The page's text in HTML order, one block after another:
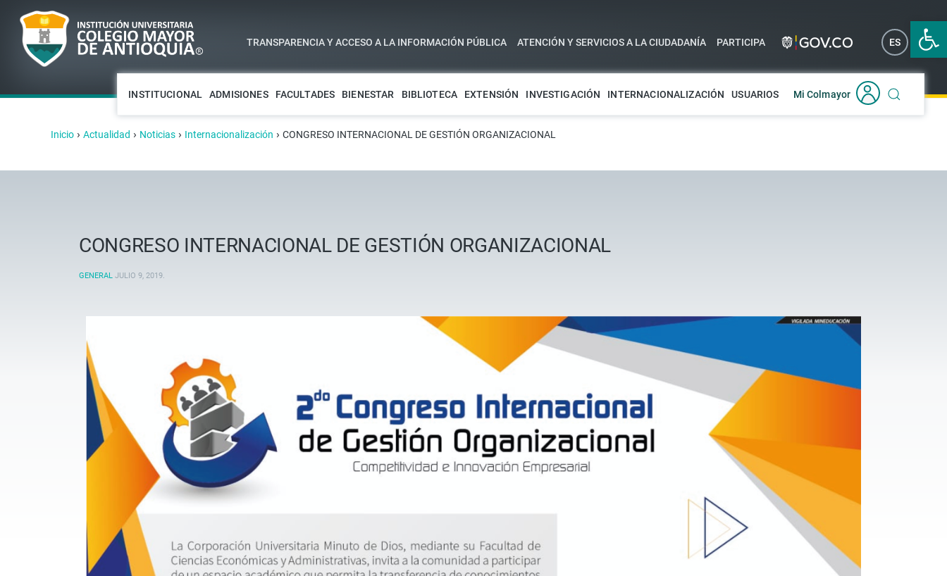
Abrir
TRANSPARENCIA Y ACCESO A LA INFORMACIÓN PÚBLICA ATENCIÓN Y SERVICIOS A LA CIUDADANÍA PARTICIPA ES EN
INSTITUCIONAL ADMISIONES FACULTADES BIENESTAR BIBLIOTECA EXTENSIÓN INVESTIGACIÓN INTERNACIONALIZACIÓN USUARIOS Mi Colmayor
Inicio › Actualidad › Noticias › Internacionalización › CONGRESO INTERNACIONAL DE GESTIÓN ORGANIZACIONAL
CONGRESO INTERNACIONAL DE GESTIÓN ORGANIZACIONAL
GENERAL JULIO 9, 2019.